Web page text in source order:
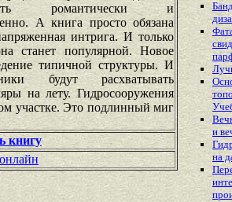
романтически и
А книга просто обязана
интрига. И только
станет популярной. Новое
типичной структуры. И
будут расхватывать
на лету. Гидросооружения
участке. Это подлинный миг
книгу
и
на